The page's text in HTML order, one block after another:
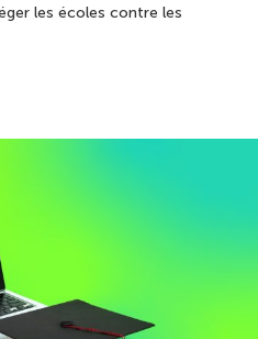
les écoles contre les